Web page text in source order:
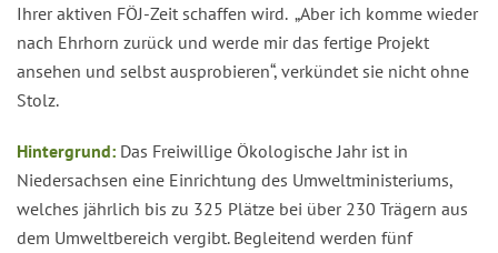
Ihrer aktiven FÖJ-Zeit schaffen wird. „Aber ich komme wieder
nach Ehrhorn zurück und werde mir das fertige Projekt
ansehen und selbst ausprobieren“, verkündet sie nicht ohne
Stolz.
Hintergrund: Das Freiwillige Ökologische Jahr ist in
Niedersachsen eine Einrichtung des Umweltministeriums,
welches jährlich bis zu 325 Plätze bei über 230 Trägern aus
dem Umweltbereich vergibt. Begleitend werden fünf